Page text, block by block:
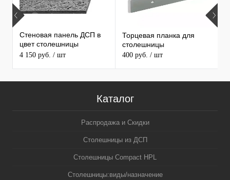
Стеновая панель ДСП в
цвет столешницы
MAERSS
4 150 руб. / шт
Торцевая планка для
столешницы
400 руб. / шт
Каталог
Распродажа и Скидки
Столешницы из ДСП
Столешницы Compact HPL
Столешницы:виды/назначение